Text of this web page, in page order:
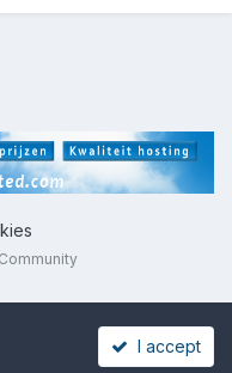
I accept